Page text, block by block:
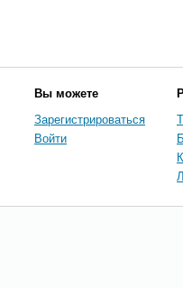
Вы можете
Зарегистрироваться
Войти